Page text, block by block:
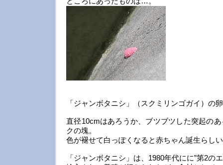
「ジャンボタニシ」（スクミリンゴガイ）の
直径10cmはあろうか、ブツブツした突起の
クの塊。
色が褪せて白っぽくなると赤ちゃん誕生らし
「ジャンボタニシ」は、1980年代にに”第2の